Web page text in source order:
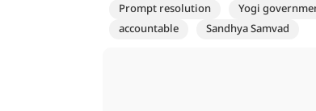
Prompt resolution Yogi
accountable
Sandhya Samvad